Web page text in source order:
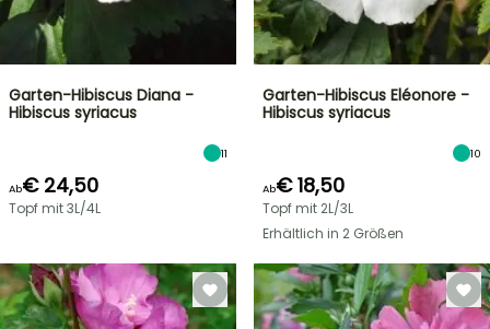
Garten-Hibiscus Diana -
Hibiscus syriacus
11
Ab€ 24,50
Topf mit 3L/4L
Garten-Hibiscus Eléonore -
Hibiscus syriacus
10
Ab€ 18,50
Topf mit 2L/3L
Erhältlich in 2 Größen